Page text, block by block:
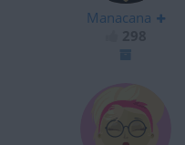
Manacana